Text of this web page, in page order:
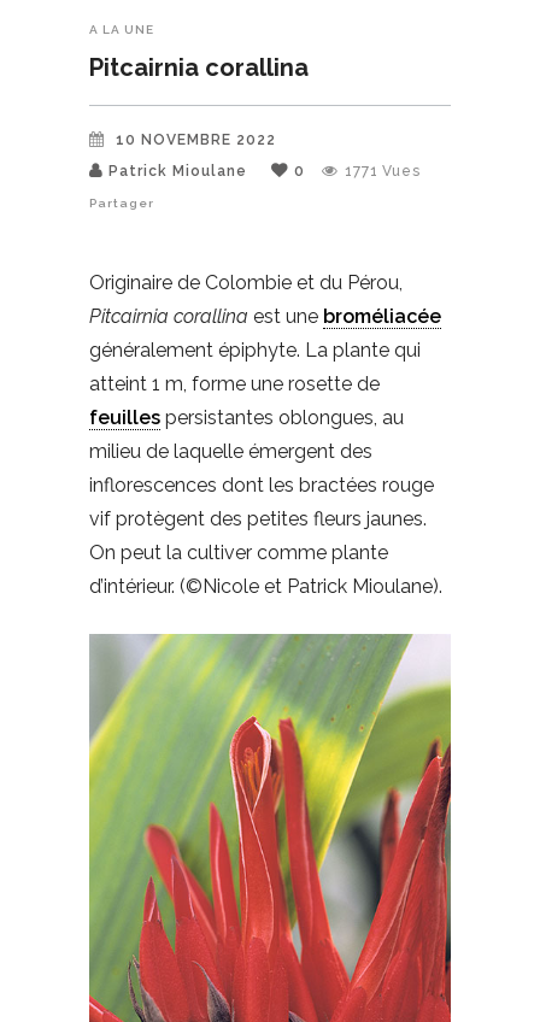
A LA UNE
Pitcairnia corallina
10 NOVEMBRE 2022
Patrick Mioulane
0 1771 Vues
Partager
Originaire de Colombie et du Pérou,
Pitcairnia corallina est une broméliacée
généralement épiphyte. La plante qui
atteint 1 m, forme une rosette de
feuilles persistantes oblongues, au
milieu de laquelle émergent des
inflorescences dont les bractées rouge
vif protègent des petites fleurs jaunes.
On peut la cultiver comme plante
d’intérieur. (©Nicole et Patrick Mioulane).